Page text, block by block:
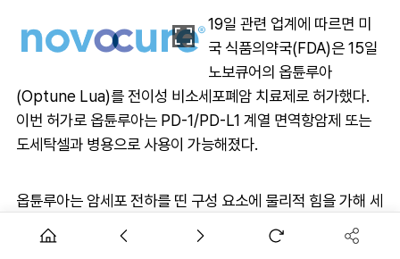
19일 관련 업계에 따르면 미
국 식품의약국(FDA)은 15일
노보큐어의 옵튠루아
(Optune Lua)를 전이성 비소세포폐암 치료제로 허가했다.
이번 허가로 옵튠루아는 PD-1/PD-L1 계열 면역항암제 또는
도세탁셀과 병용으로 사용이 가능해졌다.
옵튠루아는 암세포 전하를 띤 구성 요소에 물리적 힘을 가해 세
포를 사멸시키는 전기장 ‘TT필즈(Tumor Treating
Fields)’로 구성된 전자약이다.